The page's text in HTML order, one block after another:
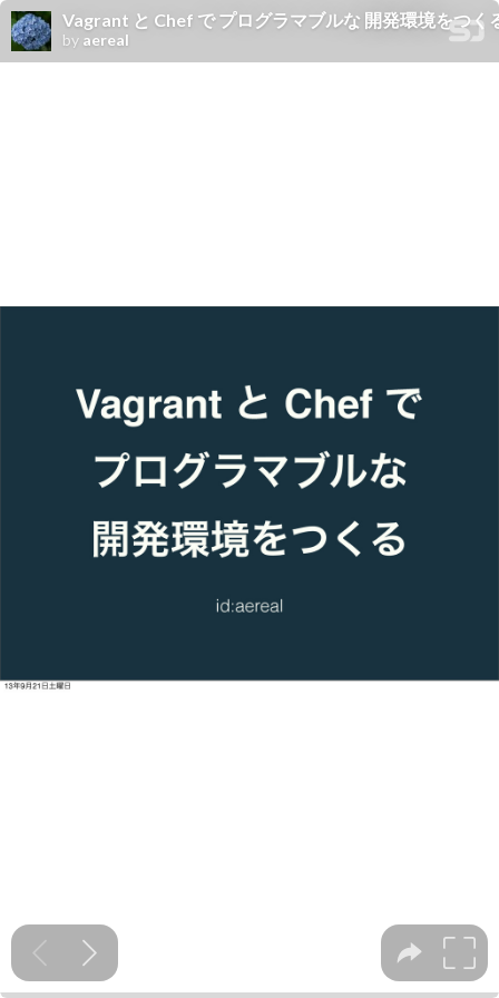
Vagrant と Chef で プログラマブルな 開発環境をつく
by aereal